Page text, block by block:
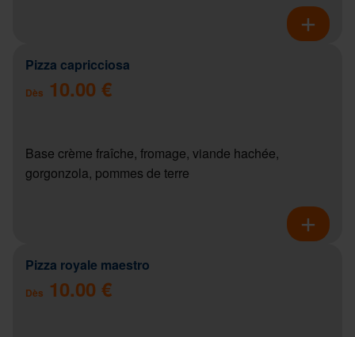
Pizza capricciosa
Dès 10.00 €
Base crème fraîche, fromage, viande hachée,
gorgonzola, pommes de terre
Pizza royale maestro
Dès 10.00 €